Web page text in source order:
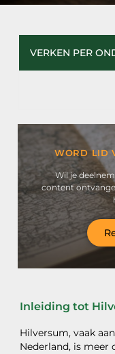
Inleiding tot
Hilversum, vaak
Nederland, is meer
VERKEN PER
WORD LID
Wil je
content